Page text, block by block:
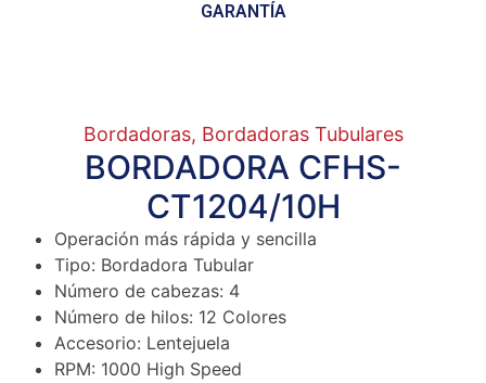
GARANTÍA
Bordadoras, Bordadoras Tubulares
BORDADORA CFHS-
CT1204/10H
Operación más rápida y sencilla
Tipo: Bordadora Tubular
Número de cabezas: 4
Número de hilos: 12 Colores
Accesorio: Lentejuela
RPM: 1000 High Speed